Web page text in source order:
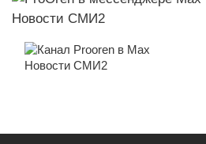
Новости СМИ2
Новости СМИ2